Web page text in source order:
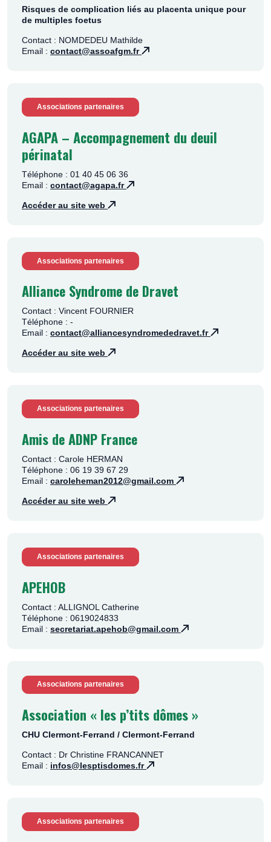
Risques de complication liés au placenta unique pour
de multiples foetus
Contact : NOMDEDEU Mathilde
Email : contact@assoafgm.fr
Associations partenaires
AGAPA – Accompagnement du deuil
périnatal
Téléphone : 01 40 45 06 36
Email : contact@agapa.fr
Accéder au site web
Associations partenaires
Alliance Syndrome de Dravet
Contact : Vincent FOURNIER
Téléphone : -
Email : contact@alliancesyndromededravet.fr
Accéder au site web
Associations partenaires
Amis de ADNP France
Contact : Carole HERMAN
Téléphone : 06 19 39 67 29
Email : caroleheman2012@gmail.com
Accéder au site web
Associations partenaires
APEHOB
Contact : ALLIGNOL Catherine
Téléphone : 0619024833
Email : secretariat.apehob@gmail.com
Associations partenaires
Association « les p’tits dômes »
CHU Clermont-Ferrand / Clermont-Ferrand
Contact : Dr Christine FRANCANNET
Email : infos@lesptisdomes.fr
Associations partenaires